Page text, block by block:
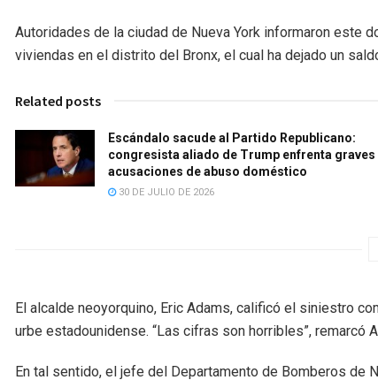
Autoridades de la ciudad de Nueva York informaron este
viviendas en el distrito del Bronx, el cual ha dejado un
Related posts
Escándalo sacude al Partido Republicano:
congresista aliado de Trump enfrenta graves
acusaciones de abuso doméstico
30 DE JULIO DE 2026
El alcalde neoyorquino, Eric Adams, calificó el siniestro
urbe estadounidense. “Las cifras son horribles”, remarcó
En tal sentido, el jefe del Departamento de Bomberos de